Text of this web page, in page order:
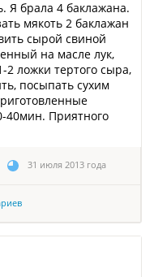
Я брала 4 баклажана.
мякоть 2 баклажан
сырой свиной
на масле лук,
ложки тертого сыра,
посыпать сухим
40мин. Приятного
31 июля 2013 года